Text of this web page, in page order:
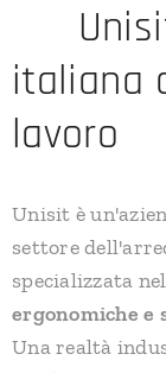
🏭
italiana
lavoro
Unisit è
settore
specializzata
ergonomiche
Una realtà